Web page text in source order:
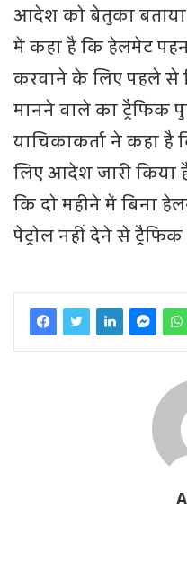
आदेश को बेतुका बताया
में कहा है कि हेलमेट
करवाने के लिए पहले से
मानने वाले का ट्रैफिक
याचिकाकर्ता ने कहा
लिए आदेश जारी किया
कि दो महीने में बिना
पेट्रोल नहीं देने से